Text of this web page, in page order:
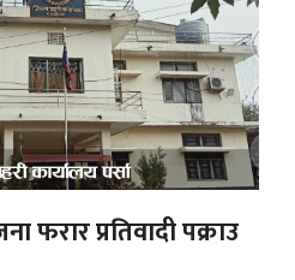
फरार प्रतिवादी पक्राउ